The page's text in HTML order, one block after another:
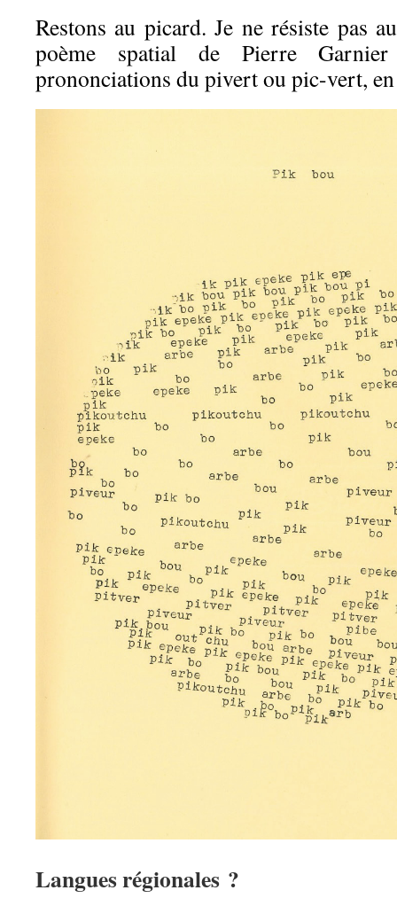
Restons au picard. Je ne résiste pas
poème spatial de Pierre
prononciations du pivert ou pic-vert,
Langues régionales ?